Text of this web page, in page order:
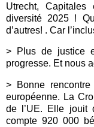
Utrecht,
diversité 2025 !
d’autres! . Car
> Plus de justice
progresse. Et nous
> Bonne
européenne. La
de l’UE. Elle jouit
compte 920 000